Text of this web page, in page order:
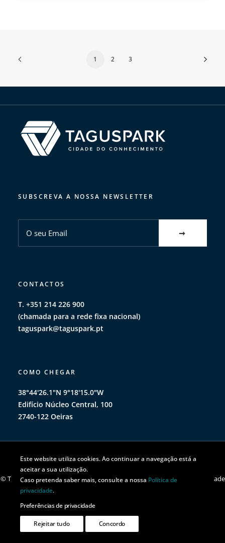
1 2 3
SUBSCREVA A NOSSA NEWSLETTER
CONTACTOS
T. +351 214 226 900
(chamada para a rede fixa nacional)
taguspark@taguspark.pt
COMO CHEGAR
38°44'26.1"N 9°18'15.0"W
Edifício Núcleo Central, 100
2740-122 Oeiras
© TAGUSPARK 2026 | Todos os direitos reservados |Política de privacidade
Este website utiliza cookies. Ao continuar a navegação está a
aceitar a sua utilização.
Caso pretenda saber mais, consulte a nossa Política de
privacidade.
Preferências de privacidade
Rejeitar tudo Concordo